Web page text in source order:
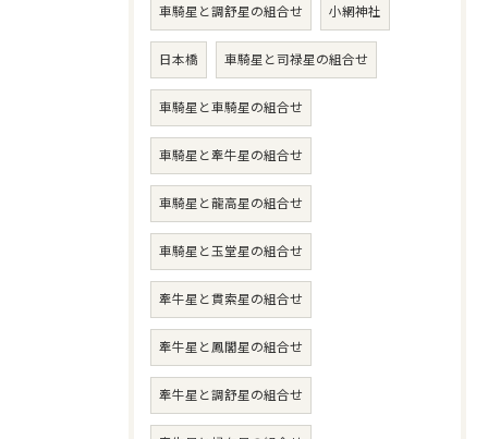
車騎星と調舒星の組合せ 小網神社
日本橋 車騎星と司禄星の組合せ
車騎星と車騎星の組合せ
車騎星と牽牛星の組合せ
車騎星と龍高星の組合せ
車騎星と玉堂星の組合せ
牽牛星と貫索星の組合せ
牽牛星と鳳閣星の組合せ
牽牛星と調舒星の組合せ